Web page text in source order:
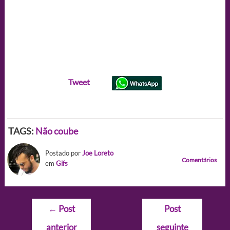
Tweet
TAGS: Não coube
Postado porJoe Loreto
em Gifs Comentários
Navegação
← Post
anterior
Post
seguinte